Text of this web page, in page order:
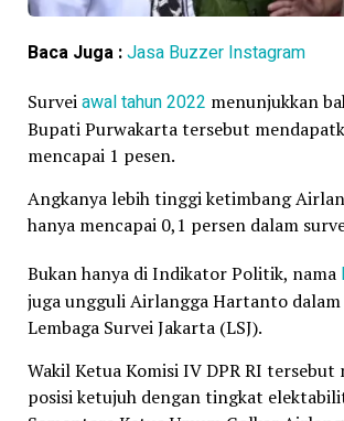
Baca Juga :Jasa Buzzer Instagram
Surveiawal tahun 2022 menunjukkan
Bupati Purwakarta tersebut
mencapai 1 pesen.
Angkanya lebih tinggi ketimbang
hanya mencapai 0,1 persen dalam
Bukan hanya di Indikator Politik, nama
juga ungguli Airlangga Hartanto dalam
Lembaga Survei Jakarta (LSJ).
Wakil Ketua Komisi IV DPR RI tersebut
posisi ketujuh dengan tingkat